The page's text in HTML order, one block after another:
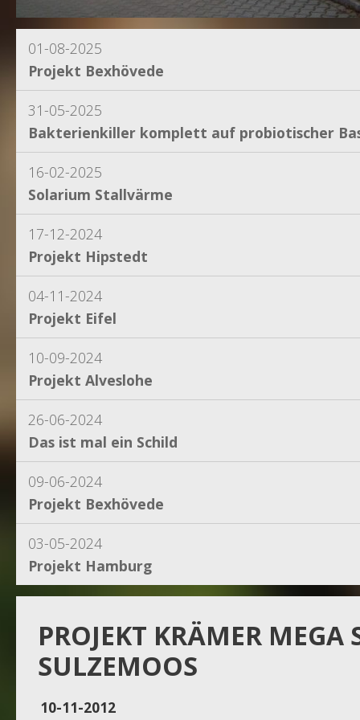
01-08-2025
Projekt Bexhövede
31-05-2025
Bakterienkiller komplett auf probiotischer
16-02-2025
Solarium Stallvärme
17-12-2024
Projekt Hipstedt
04-11-2024
Projekt Eifel
10-09-2024
Projekt Alveslohe
26-06-2024
Das ist mal ein Schild
09-06-2024
Projekt Bexhövede
03-05-2024
Projekt Hamburg
Projekt Dassel
16-11-2023
PROJEKT KRÄMER MEGA
SULZEMOOS
10-11-2012